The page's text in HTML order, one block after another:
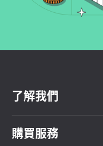
了解我們
購買服務